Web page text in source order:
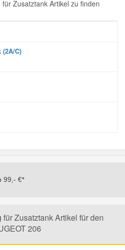
Zusatztank Artikel zu finden
(2A/C)
99,- €*
Zusatztank Artikel für den
206